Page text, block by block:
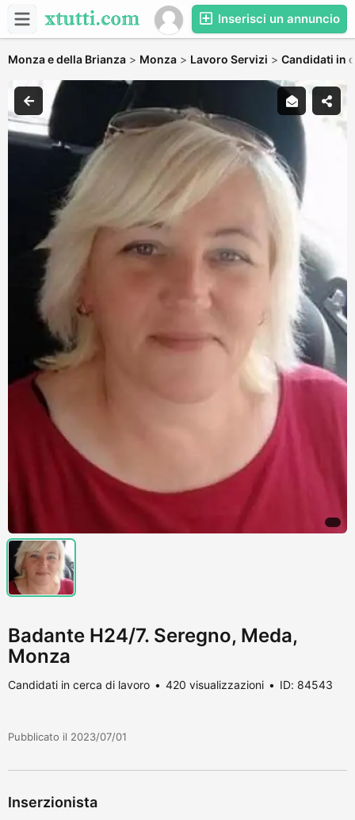
Inserisci un annuncio
Monza e della Brianza > Monza > Lavoro Servizi > Candidati in
Badante H24/7. Seregno, Meda,
Monza
Candidati in cerca di lavoro 420 visualizzazioni ID: 84543
Pubblicato il 2023/07/01
Inserzionista